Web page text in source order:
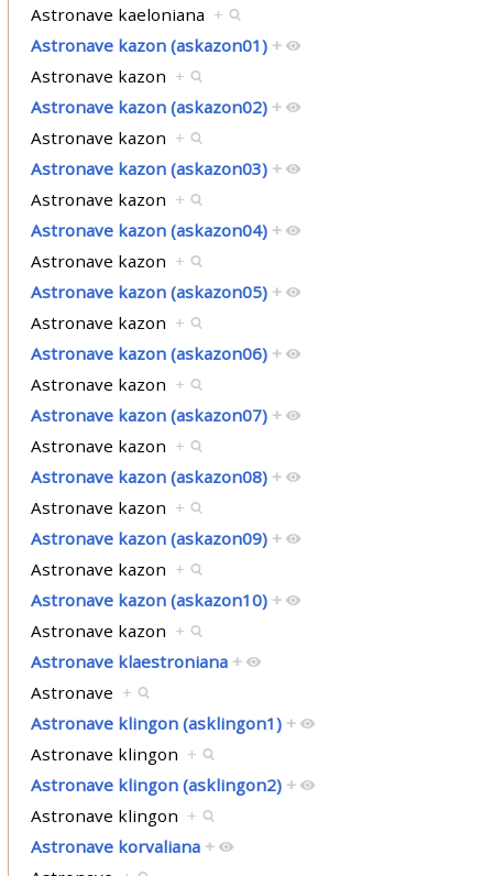
Astronave kaeloniana +
Astronave kazon (askazon01) +
Astronave kazon +
Astronave kazon (askazon02) +
Astronave kazon +
Astronave kazon (askazon03) +
Astronave kazon +
Astronave kazon (askazon04) +
Astronave kazon +
Astronave kazon (askazon05) +
Astronave kazon +
Astronave kazon (askazon06) +
Astronave kazon +
Astronave kazon (askazon07) +
Astronave kazon +
Astronave kazon (askazon08) +
Astronave kazon +
Astronave kazon (askazon09) +
Astronave kazon +
Astronave kazon (askazon10) +
Astronave kazon +
Astronave klaestroniana +
Astronave +
Astronave klingon (asklingon1) +
Astronave klingon +
Astronave klingon (asklingon2) +
Astronave klingon +
Astronave korvaliana +